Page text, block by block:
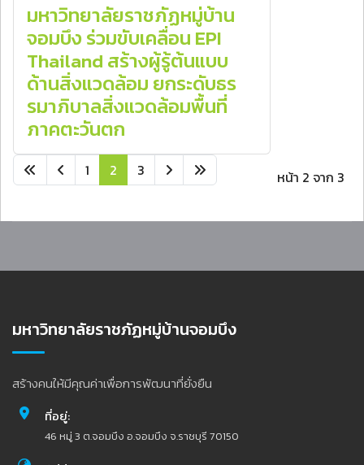
มหาวิทยาลัยราชภัฏหมู่บ้าน
จอมบึง ร่วมขับเคลื่อน EPI
Thailand สร้างผู้รู้ต้นแบบ
ด้านสิ่งแวดล้อม ยกระดับธร
รมาภิบาลสิ่งแวดล้อมพื้นที่
ภาคตะวันตก
หน้า 2 จาก 3
1 2 3
มหาวิทยาลัยราชภัฏหมู่บ้านจอมบึง
สร้างคนให้มีคุณค่าเพื่อการพัฒนาที่ยั่งยืน
ที่อยู่:
46 หมู่ 3 ต.จอมบึง อ.จอมบึง จ.ราชบุรี 70150